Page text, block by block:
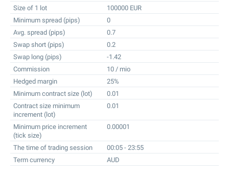
Size of 1 lot
100000 EUR
Minimum spread (pips)
0
Avg. spread (pips)
0.7
Swap short (pips)
0.2
Swap long (pips)
-1.42
Commission
10 / mio
Hedged margin
25%
Minimum contract size (lot)
0.01
Contract size minimum
increment (lot)
0.01
Minimum price increment
(tick size)
0.00001
The time of trading session
00:05 - 23:55
Term currency
AUD